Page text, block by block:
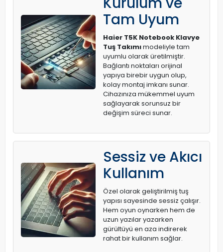
Tam Uyum
Haier T5K Notebook Klavye
Tuş Takımımodeliyle tam
uyumlu olarak üretilmiştir.
Bağlantı noktaları orijinal
yapıya birebir uygun olup,
kolay montaj imkanı sunar.
Cihazınıza mükemmel uyum
sağlayarak sorunsuz bir
değişim süreci sunar.
Sessiz ve Akıcı
Kullanım
Özel olarak geliştirilmiş tuş
yapısı sayesinde sessiz çalışır.
Hem oyun oynarken hem de
uzun yazılar yazarken
gürültüyü en aza indirerek
rahat bir kullanım sağlar.